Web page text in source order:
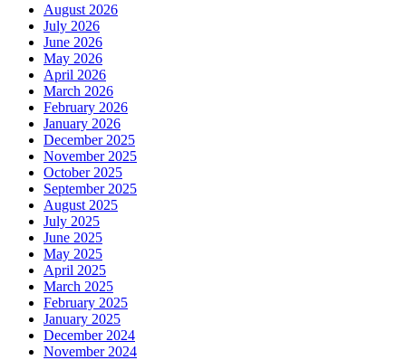
August 2026
July 2026
June 2026
May 2026
April 2026
March 2026
February 2026
January 2026
December 2025
November 2025
October 2025
September 2025
August 2025
July 2025
June 2025
May 2025
April 2025
March 2025
February 2025
January 2025
December 2024
November 2024